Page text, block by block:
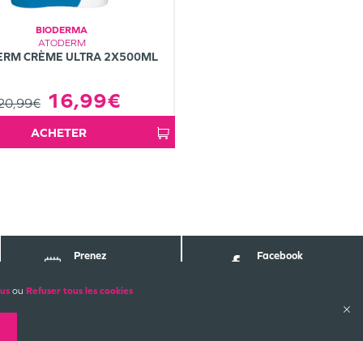
ou Refuser tous les cookies
BIODERMA
ATODERM
CRÈME ULTRA 2X500ML
16,99€
ACHETER
Prenez
Facebook